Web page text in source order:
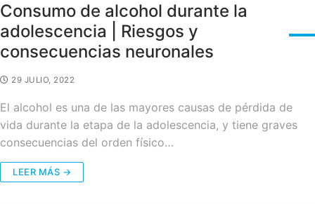
Consumo de alcohol durante la
adolescencia | Riesgos y
consecuencias neuronales
29 JULIO, 2022
El alcohol es una de las mayores causas de pérdida de
vida durante la etapa de la adolescencia, y tiene graves
consecuencias del orden físico…
LEER MÁS →